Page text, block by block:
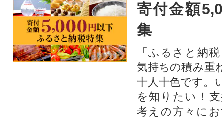
寄付金額
集
「ふるさと納
気持ちの積み重
十人十色です。
を知りたい！
考えの方々に